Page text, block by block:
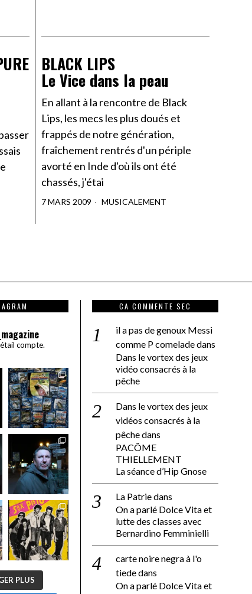
BLACK LIPS
Le Vice dans la peau
En allant à la rencontre de Black
Lips, les mecs les plus doués et
frappés de notre génération,
fraîchement rentrés d'un périple
avorté en Inde d'où ils ont été
chassés, j'étai
7 MARS 2009 MUSICALEMENT
compte.
PLUS
CA COMMENTE SEC
il a pas de genoux Messi
comme P comeladedans
Dans le vortex des jeux
vidéo consacrés à la
pêche
Dans le vortex des jeux
vidéos consacrés à la
pêchedans
PACÔME
THIELLEMENT
La séance d’Hip Gnose
La Patriedans
On a parlé Dolce Vita et
lutte des classes avec
Bernardino Femminielli
carte noire negra à l'o
tiededans
On a parlé Dolce Vita et